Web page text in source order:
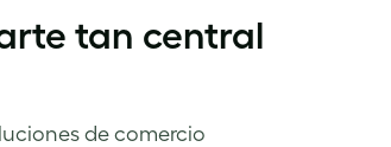
tan central
de comercio